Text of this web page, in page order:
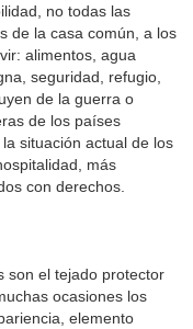
no todas las
de la casa común, a los
alimentos, agua
seguridad, refugio,
de la guerra o
de los países
situación actual de los
más
con derechos.
son el tejado protector
ocasiones los
elemento